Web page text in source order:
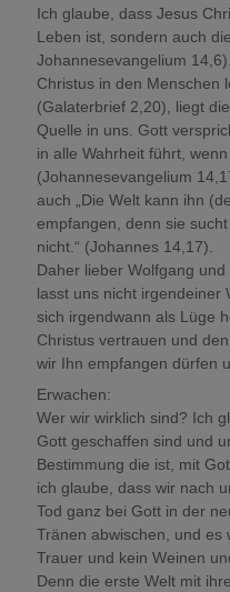
Ich glaube, dass Jesus
Leben ist, sondern auch
Johannesevangelium
Christus in den Menschen
(Galaterbrief 2,20), liegt
Quelle in uns. Gott
in alle Wahrheit führt,
(Johannesevangelium
auch „Die Welt kann ihn
empfangen, denn sie
nicht.“ (Johannes 14,17).
Daher lieber Wolfgang
lasst uns nicht irgendeiner
sich irgendwann als Lüge
Christus vertrauen und
wir Ihn empfangen dürfen
Erwachen:
Wer wir wirklich sind? Ich
Gott geschaffen sind und
Bestimmung die ist, mit
ich glaube, dass wir nach
Tod ganz bei Gott in der
Tränen abwischen, und es
Trauer und kein Weinen
Denn die erste Welt mit